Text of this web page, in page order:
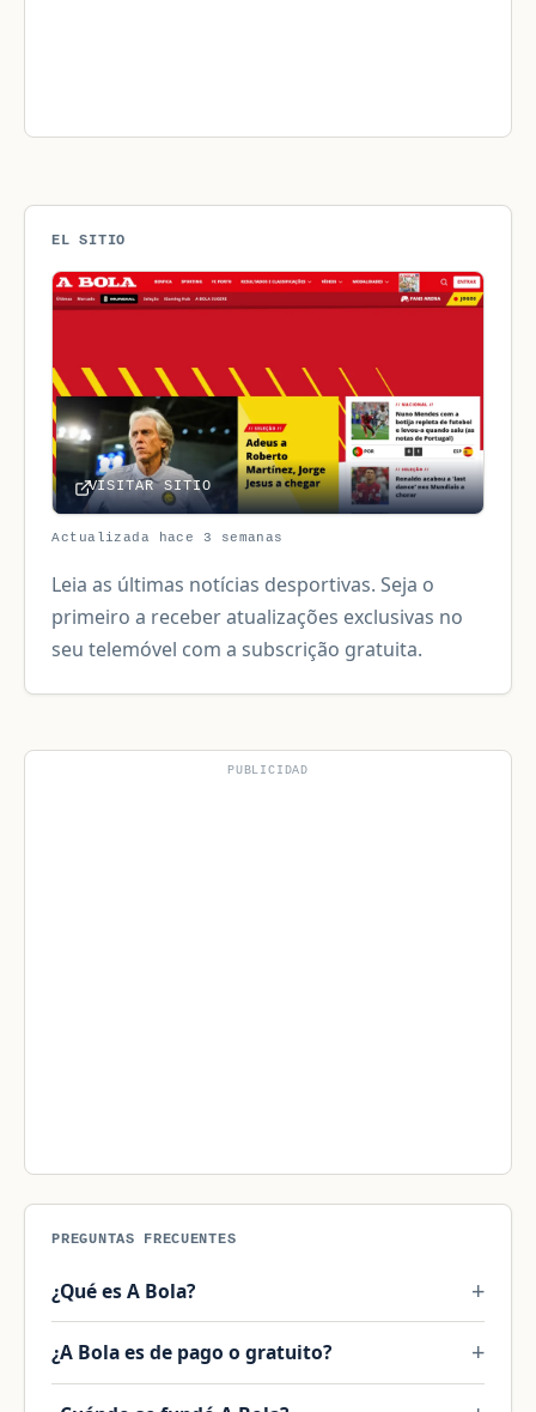
EL SITIO
VISITAR SITIO
Actualizada hace 3 semanas
Leia as últimas notícias desportivas. Seja o
primeiro a receber atualizações exclusivas no
seu telemóvel com a subscrição gratuita.
PUBLICIDAD
PREGUNTAS FRECUENTES
¿Qué es A Bola?
¿A Bola es de pago o gratuito?